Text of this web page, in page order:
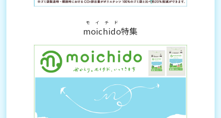
moichido
モイチド
特集